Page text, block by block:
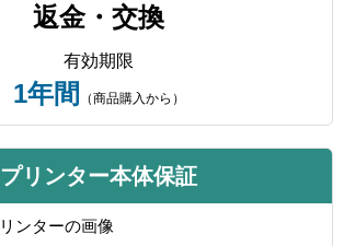
返金・交換
有効期限
1年間 （商品購入から）
プリンター本体保証